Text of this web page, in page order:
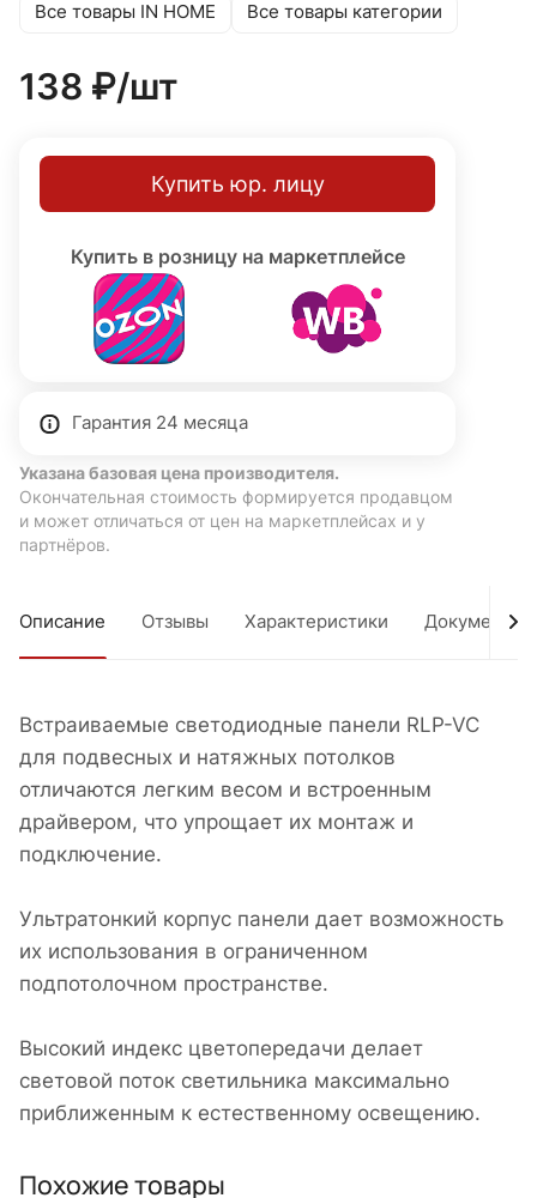
Все товары IN HOME Все товары категории
138 ₽/шт
Купить юр. лицу
Купить в розницу на маркетплейсе
Гарантия 24 месяца
Указана базовая цена производителя.
Окончательная стоимость формируется продавцом
и может отличаться от цен на маркетплейсах и у
партнёров.
Описание Отзывы Характеристики Документы
Встраиваемые светодиодные панели RLP-VC
для подвесных и натяжных потолков
отличаются легким весом и встроенным
драйвером, что упрощает их монтаж и
подключение.
Ультратонкий корпус панели дает возможность
их использования в ограниченном
подпотолочном пространстве.
Высокий индекс цветопередачи делает
световой поток светильника максимально
приближенным к естественному освещению.
Похожие товары